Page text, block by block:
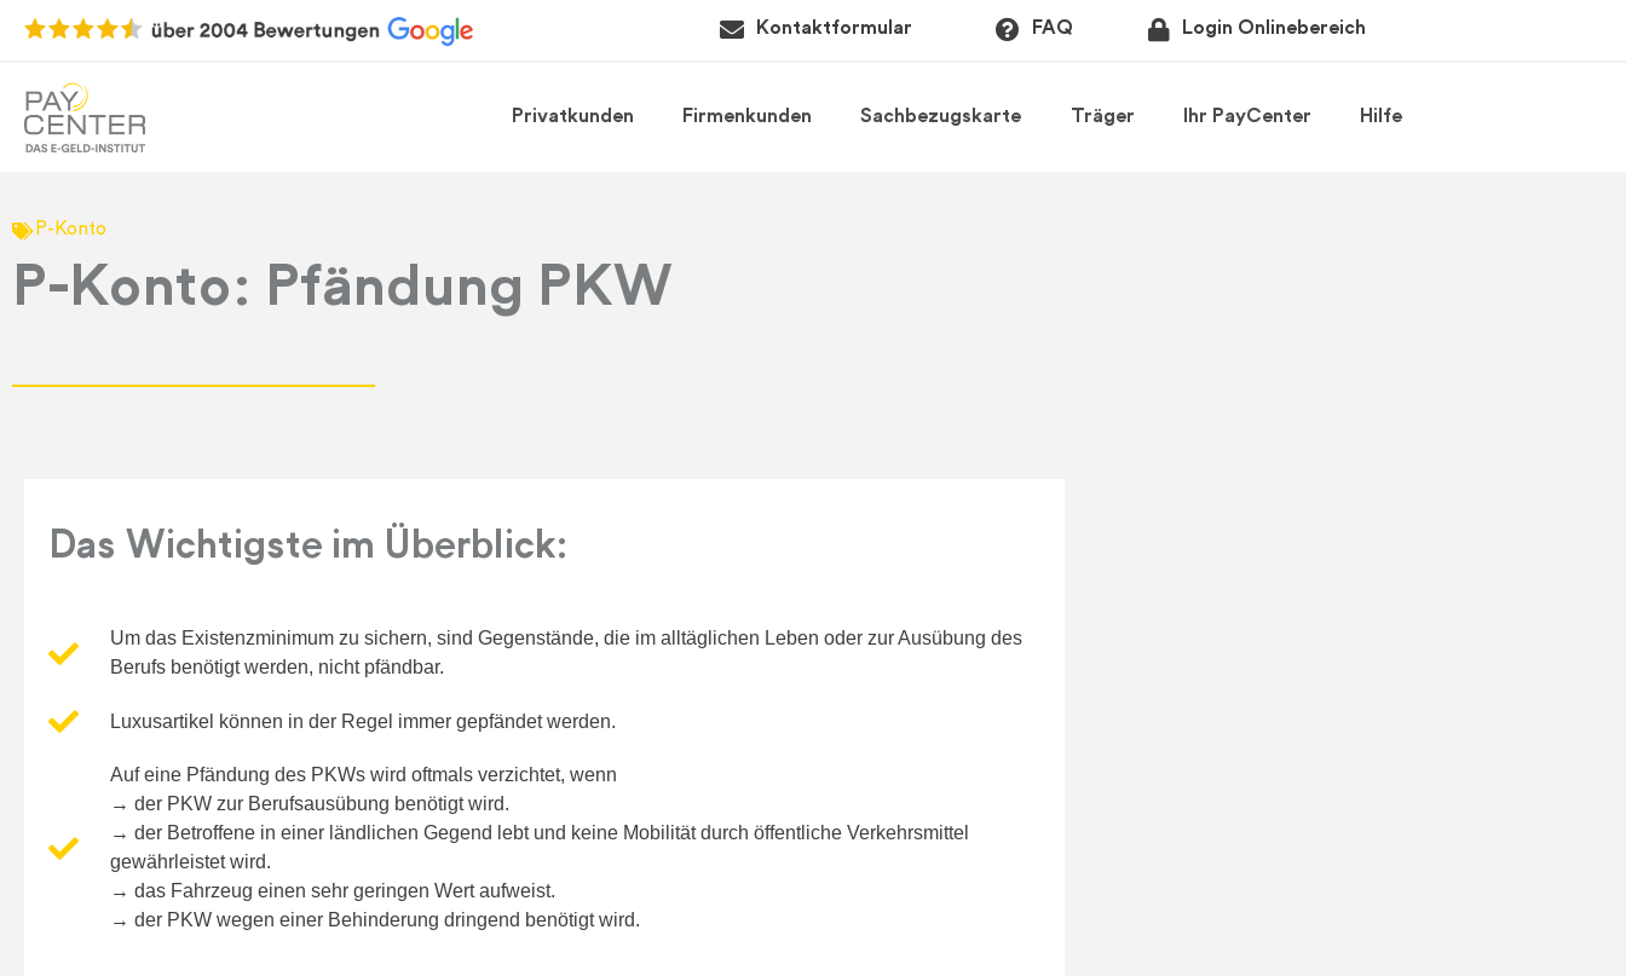
Kontaktformular FAQ Login Onlinebereich
Privatkunden Firmenkunden Sachbezugskarte Träger Ihr PayCenter Hilfe
P-Konto
P-Konto: Pfändung PKW
Das Wichtigste im Überblick:
Um das Existenzminimum zu sichern, sind Gegenstände, die im alltäglichen Leben oder zur Ausübung des
Berufs benötigt werden, nicht pfändbar.
Luxusartikel können in der Regel immer gepfändet werden.
Auf eine Pfändung des PKWs wird oftmals verzichtet, wenn
→ der PKW zur Berufsausübung benötigt wird.
→ der Betroffene in einer ländlichen Gegend lebt und keine Mobilität durch öffentliche Verkehrsmittel
gewährleistet wird.
→ das Fahrzeug einen sehr geringen Wert aufweist.
→ der PKW wegen einer Behinderung dringend benötigt wird.